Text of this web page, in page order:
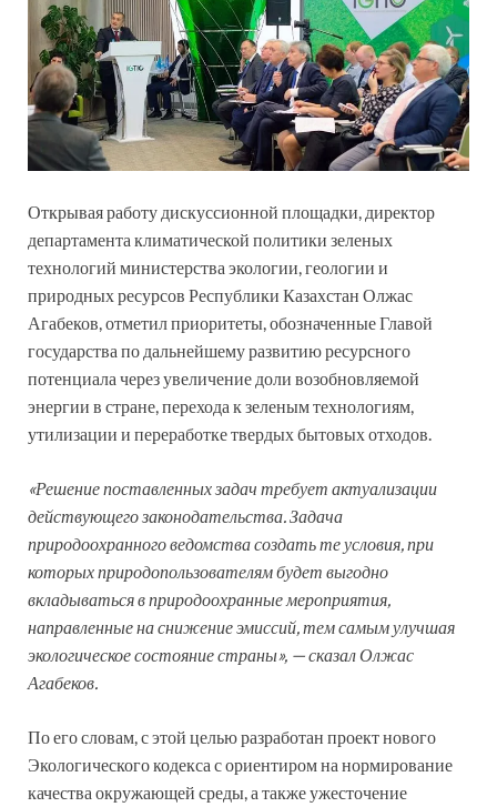
Открывая работу дискуссионной площадки, директор
департамента климатической политики зеленых
технологий министерства экологии, геологии и
природных ресурсов Республики Казахстан Олжас
Агабеков, отметил приоритеты, обозначенные Главой
государства по дальнейшему развитию ресурсного
потенциала через увеличение доли возобновляемой
энергии в стране, перехода к зеленым технологиям,
утилизации и переработке твердых бытовых отходов.
«Решение поставленных задач требует актуализации
действующего законодательства. Задача
природоохранного ведомства создать те условия, при
которых природопользователям будет выгодно
вкладываться в природоохранные мероприятия,
направленные на снижение эмиссий, тем самым улучшая
экологическое состояние страны», — сказал Олжас
Агабеков.
По его словам, с этой целью разработан проект нового
Экологического кодекса с ориентиром на нормирование
качества окружающей среды, а также ужесточение